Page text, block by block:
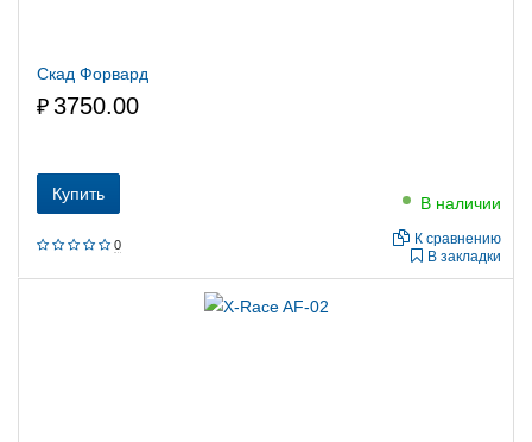
Скад Форвард
0
₽ 3750.00
В наличии
В закладки
К сравнению
Купить